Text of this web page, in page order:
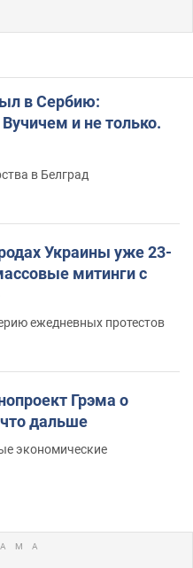
в Сербию:
и не только.
в Белград
Украины уже 23-
митинги с
ежедневных протестов
Грэма о
дальше
экономические